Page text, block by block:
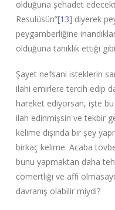
olduğuna şehadet
Resulüsün”[13] diyerek
peygamberliğine
olduğuna tanıklık ettiği
Şayet nefsani isteklerin
ilahi emirlere tercih edip
hareket ediyorsan, işte
ilah edinmişsin ve tekbir
kelime dışında bir şey
birkaç kelime. Acaba
bunu yapmaktan daha
cömertliği ve affı
davranış olabilir miydi?